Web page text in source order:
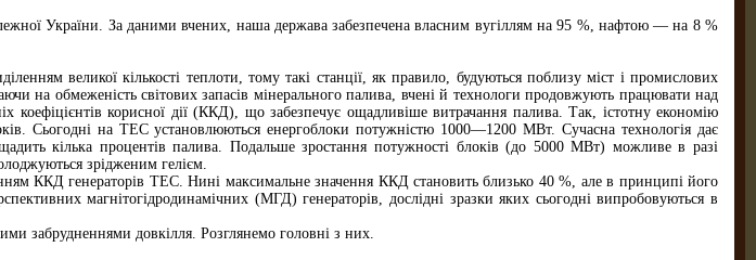
України. За даними вчених, наша держава забезпечена власним вугіллям на 95 %, нафтою — на 8 %
великої кількості теплоти, тому такі станції, як правило, будуються поблизу міст і промислових
на обмеженість світових запасів мінерального палива, вчені й технологи продовжують працювати над
коефіцієнтів корисної дії (ККД), що забезпечує ощадливіше витрачання палива. Так, істотну економію
Сьогодні на ТЕС установлюються енергоблоки потужністю 1000—1200 МВт. Сучасна технологія дає
кілька процентів палива. Подальше зростання потужності блоків (до 5000 МВт) можливе в разі
зрідженим гелієм.
ККД генераторів ТЕС. Нині максимальне значення ККД становить близько 40 %, але в принципі його
магнітогідродинамічних (МГД) генераторів, дослідні зразки яких сьогодні випробовуються в
забрудненнями довкілля. Розглянемо головні з них.